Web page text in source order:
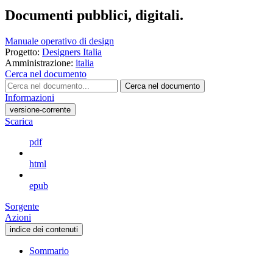
Documenti pubblici, digitali.
Manuale operativo di design
Progetto: Designers Italia
Amministrazione: italia
Cerca nel documento
Cerca nel documento
Informazioni
versione-corrente
Scarica
pdf
html
epub
Sorgente
Azioni
indice dei contenuti
Sommario